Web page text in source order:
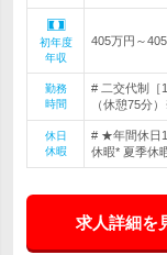
初年度
年収
405万円～
勤務
時間
# 二交代制［
（休憩75分
休日
休暇
# ★年間休日
休暇* 夏季休
求人詳細を